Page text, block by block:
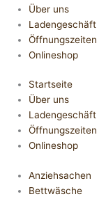
Über uns
Ladengeschäft
Öffnungszeiten
Onlineshop
Startseite
Über uns
Ladengeschäft
Öffnungszeiten
Onlineshop
Anziehsachen
Bettwäsche